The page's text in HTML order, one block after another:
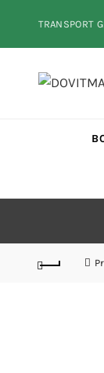
TRANSPORT